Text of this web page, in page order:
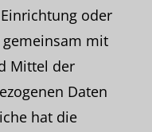
oder
mit
Mittel der
Daten
hat die